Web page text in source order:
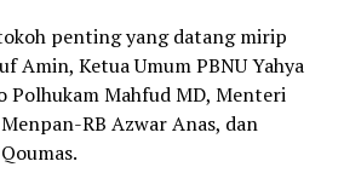
penting yang datang mirip
Amin, Ketua Umum PBNU Yahya
Polhukam Mahfud MD, Menteri
RB Azwar Anas, dan